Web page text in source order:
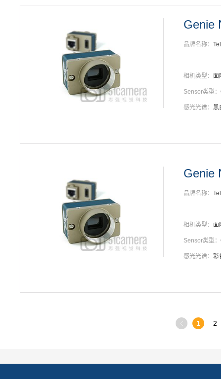
Genie
品牌名称：
相机类型： 面
Sensor类型：
感光光谱： 黑
Genie
品牌名称：
相机类型： 面
Sensor类型：
感光光谱： 彩
1 2